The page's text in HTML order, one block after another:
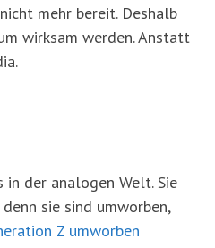
mehr bereit. Deshalb
wirksam werden. Anstatt
der analogen Welt. Sie
sie sind umworben,
Z umworben